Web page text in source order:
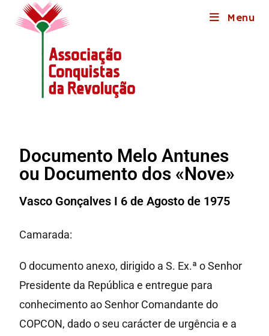
Menu
Documento Melo Antunes
ou Documento dos «Nove»
Vasco Gonçalves I 6 de Agosto de 1975
Camarada:
O documento anexo, dirigido a S. Ex.ª o Senhor
Presidente da República e entregue para
conhecimento ao Senhor Comandante do
COPCON, dado o seu carácter de urgência e a